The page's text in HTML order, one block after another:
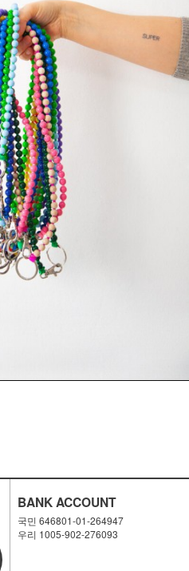
이코 라이프 하
BANK ACCOUNT
국민 646801-01-264947
우리 1005-902-276093